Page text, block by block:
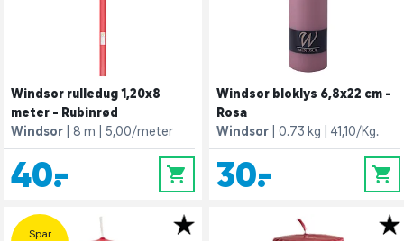
Windsor rulledug 1,20x8
meter - Rubinrød
Windsor
8 m 5,00/meter
40,- 0
Windsor bloklys 6,8x22 cm -
Rosa
Windsor
0.73 kg 41,10/Kg.
30,- 0
Spar